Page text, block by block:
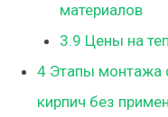
материалов
3.9 Цены на
4Этапы монтажа
кирпич без